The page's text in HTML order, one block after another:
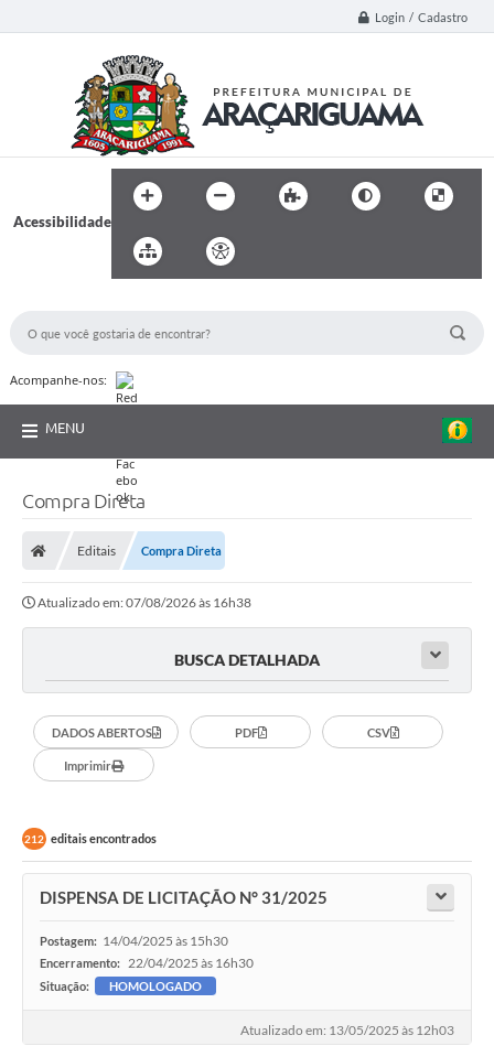
Login / Cadastro
Acessibilidade
Acompanhe-nos:
MENU
Compra Direta
Editais Compra Direta
Atualizado em: 07/08/2026 às 16h38
BUSCA DETALHADA
DADOS ABERTOS PDF CSV
Imprimir
212 editais encontrados
DISPENSA DE LICITAÇÃO N° 31/2025
Postagem: 14/04/2025 às 15h30
Encerramento: 22/04/2025 às 16h30
Situação: HOMOLOGADO
Atualizado em: 13/05/2025 às 12h03